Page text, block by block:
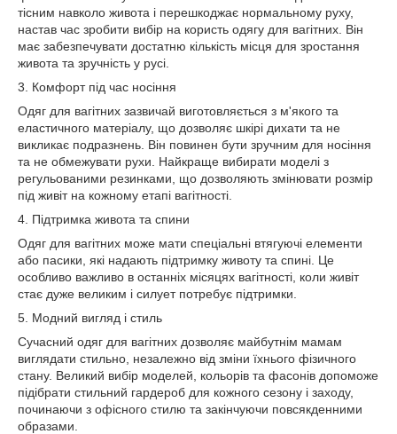
тісним навколо живота і перешкоджає нормальному руху,
настав час зробити вибір на користь одягу для вагітних. Він
має забезпечувати достатню кількість місця для зростання
живота та зручність у русі.
3. Комфорт під час носіння
Одяг для вагітних зазвичай виготовляється з м'якого та
еластичного матеріалу, що дозволяє шкірі дихати та не
викликає подразнень. Він повинен бути зручним для носіння
та не обмежувати рухи. Найкраще вибирати моделі з
регульованими резинками, що дозволяють змінювати розмір
під живіт на кожному етапі вагітності.
4. Підтримка живота та спини
Одяг для вагітних може мати спеціальні втягуючі елементи
або пасики, які надають підтримку животу та спині. Це
особливо важливо в останніх місяцях вагітності, коли живіт
стає дуже великим і силует потребує підтримки.
5. Модний вигляд і стиль
Сучасний одяг для вагітних дозволяє майбутнім мамам
виглядати стильно, незалежно від зміни їхнього фізичного
стану. Великий вибір моделей, кольорів та фасонів допоможе
підібрати стильний гардероб для кожного сезону і заходу,
починаючи з офісного стилю та закінчуючи повсякденними
образами.